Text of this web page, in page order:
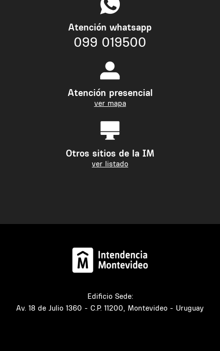
Atención whatsapp
099 019500
Atención presencial
ver mapa
Otros sitios de la IM
ver listado
Edificio Sede:
Av. 18 de Julio 1360 - C.P. 11200, Montevideo - Uruguay